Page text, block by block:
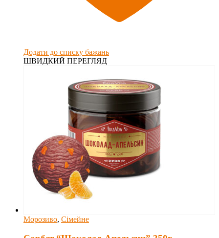
Додати до списку бажань
ШВИДКИЙ ПЕРЕГЛЯД
Морозиво, Сімейне